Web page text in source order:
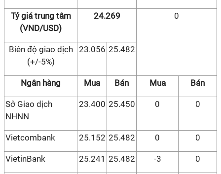
Tỷ giá trung tâm
(VND/USD)
24.269 0
Biên độ giao dịch
(+/-5%)
23.056 25.482
Ngân hàng Mua Bán Mua Bán
Sở Giao dịch
NHNN
23.400 25.450 0 0
Vietcombank 25.152 25.482 0 0
VietinBank 25.241 25.482 -3 0